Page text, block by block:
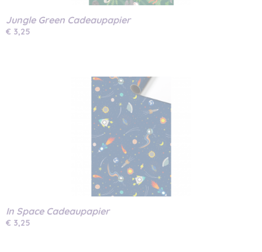
Jungle Green Cadeaupapier
€ 3,25
In Space Cadeaupapier
€ 3,25